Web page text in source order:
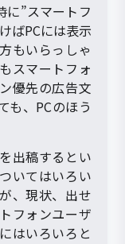
に”スマートフ
ばPCには表示
もいらっしゃ
スマートフォ
優先の広告文
も、PCのほう
出稿するとい
いてはいろい
、現状、出せ
フォンユーザ
はいろいろと